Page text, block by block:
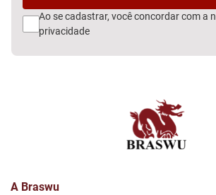
Ao se cadastrar, você concordar com a
privacidade
A Braswu